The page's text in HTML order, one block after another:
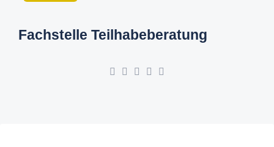
Fachstelle Teilhabeberatung